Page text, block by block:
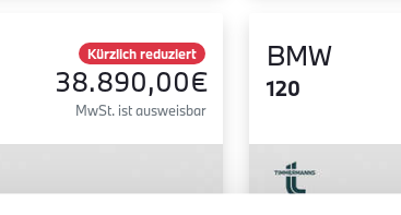
Kürzlich reduziert
38.890,00€
MwSt. ist ausweisbar
BMW
120